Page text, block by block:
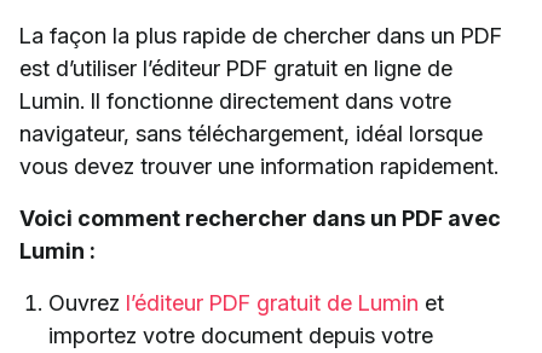
La façon la plus rapide de chercher dans un PDF
est d’utiliser l’éditeur PDF gratuit en ligne de
Lumin. Il fonctionne directement dans votre
navigateur, sans téléchargement, idéal lorsque
vous devez trouver une information rapidement.
Voici comment rechercher dans un PDF avec
Lumin :
Ouvrez l’éditeur PDF gratuit de Lumin et
importez votre document depuis votre